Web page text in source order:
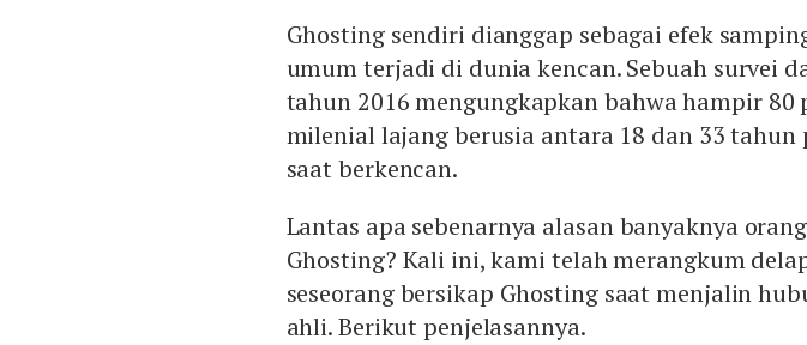
Ghosting sendiri dianggap sebagai efek
umum terjadi di dunia kencan. Sebuah survei
tahun 2016 mengungkapkan bahwa hampir 80
milenial lajang berusia antara 18 dan 33 tahun
saat berkencan.
Lantas apa sebenarnya alasan banyaknya
Ghosting? Kali ini, kami telah merangkum
seseorang bersikap Ghosting saat menjalin
ahli. Berikut penjelasannya.